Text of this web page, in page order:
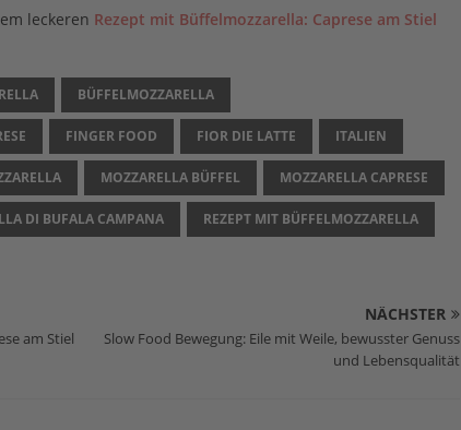
leckeren Rezept mit Büffelmozzarella: Caprese am Stiel
BÜFFELMOZZARELLA
FINGER FOOD FIOR DIE LATTE ITALIEN
MOZZARELLA BÜFFEL MOZZARELLA CAPRESE
DI BUFALA CAMPANA REZEPT MIT BÜFFELMOZZARELLA
am Stiel
NÄCHSTER
Slow Food Bewegung: Eile mit Weile, bewusster Genuss
und Lebensqualität